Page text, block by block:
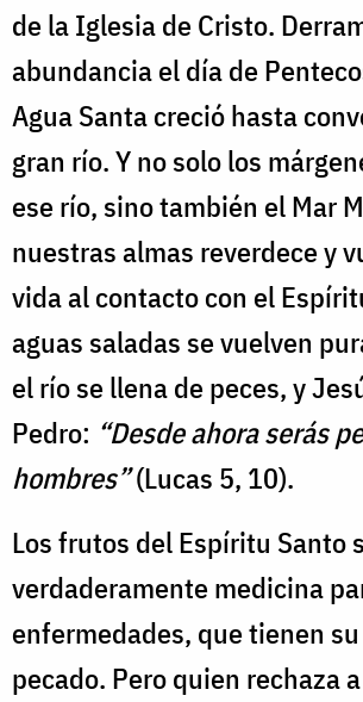
de la Iglesia de Cristo.
abundancia el día de
Agua Santa creció hasta
gran río. Y no solo los
ese río, sino también el Mar
nuestras almas reverdece y
vida al contacto con el
aguas saladas se vuelven
el río se llena de peces, y
Pedro: “Desde ahora serás
hombres”(Lucas 5, 10).
Los frutos del Espíritu Santo
verdaderamente medicina
enfermedades, que tienen
pecado. Pero quien rechaza